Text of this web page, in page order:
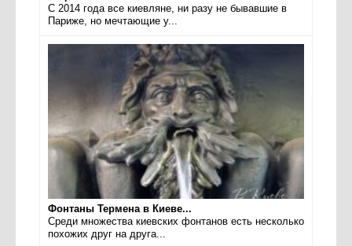
С 2014 года все киевляне, ни разу не бывавшие в
Париже, но мечтающие у...
Фонтаны Термена в Киеве...
Среди множества киевских фонтанов есть несколько
похожих друг на друга...